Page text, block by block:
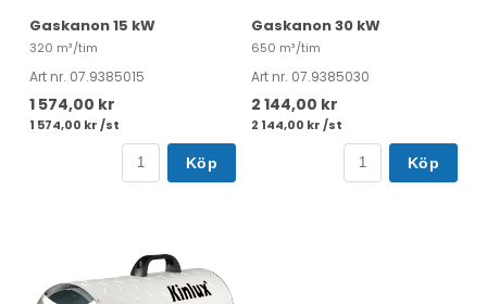
Gaskanon 15 kW
320 m³/tim
Art nr. 07.9385015
1 574,00 kr
1 574,00 kr /st
Köp
Gaskanon 30 kW
650 m³/tim
Art nr. 07.9385030
2 144,00 kr
2 144,00 kr /st
Köp